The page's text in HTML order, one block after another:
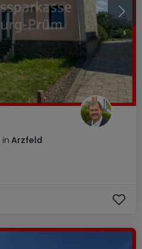
in Arzfeld